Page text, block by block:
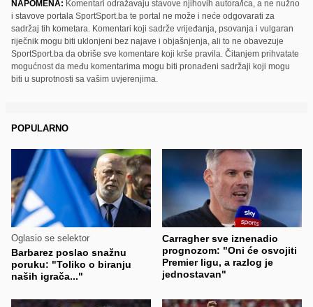
NAPOMENA: Komentari odražavaju stavove njihovih autora/ica, a ne nužno
i stavove portala SportSport.ba te portal ne može i neće odgovarati za
sadržaj tih kometara. Komentari koji sadrže vrijeđanja, psovanja i vulgaran
riječnik mogu biti uklonjeni bez najave i objašnjenja, ali to ne obavezuje
SportSport.ba da obriše sve komentare koji krše pravila. Čitanjem prihvatate
mogućnost da među komentarima mogu biti pronađeni sadržaji koji mogu
biti u suprotnosti sa vašim uvjerenjima.
POPULARNO
Oglasio se selektor
Barbarez poslao snažnu
poruku: "Toliko o biranju
naših igrača..."
Carragher sve iznenadio
prognozom: "Oni će osvojiti
Premier ligu, a razlog je
jednostavan"